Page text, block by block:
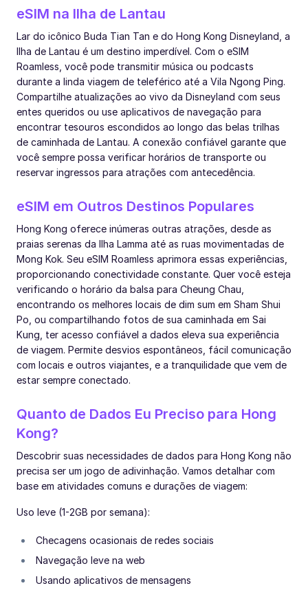
eSIM na Ilha de Lantau
Lar do icônico Buda Tian Tan e do Hong Kong Disneyland, a
Ilha de Lantau é um destino imperdível. Com o eSIM
Roamless, você pode transmitir música ou podcasts
durante a linda viagem de teleférico até a Vila Ngong Ping.
Compartilhe atualizações ao vivo da Disneyland com seus
entes queridos ou use aplicativos de navegação para
encontrar tesouros escondidos ao longo das belas trilhas
de caminhada de Lantau. A conexão confiável garante que
você sempre possa verificar horários de transporte ou
reservar ingressos para atrações com antecedência.
eSIM em Outros Destinos Populares
Hong Kong oferece inúmeras outras atrações, desde as
praias serenas da Ilha Lamma até as ruas movimentadas de
Mong Kok. Seu eSIM Roamless aprimora essas experiências,
proporcionando conectividade constante. Quer você esteja
verificando o horário da balsa para Cheung Chau,
encontrando os melhores locais de dim sum em Sham Shui
Po, ou compartilhando fotos de sua caminhada em Sai
Kung, ter acesso confiável a dados eleva sua experiência
de viagem. Permite desvios espontâneos, fácil comunicação
com locais e outros viajantes, e a tranquilidade que vem de
estar sempre conectado.
Quanto de Dados Eu Preciso para Hong
Kong?
Descobrir suas necessidades de dados para Hong Kong não
precisa ser um jogo de adivinhação. Vamos detalhar com
base em atividades comuns e durações de viagem:
Uso leve (1-2GB por semana):
Checagens ocasionais de redes sociais
Navegação leve na web
Usando aplicativos de mensagens